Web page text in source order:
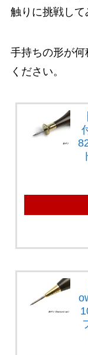
触りに挑戦して
手持ちの形が
ください。